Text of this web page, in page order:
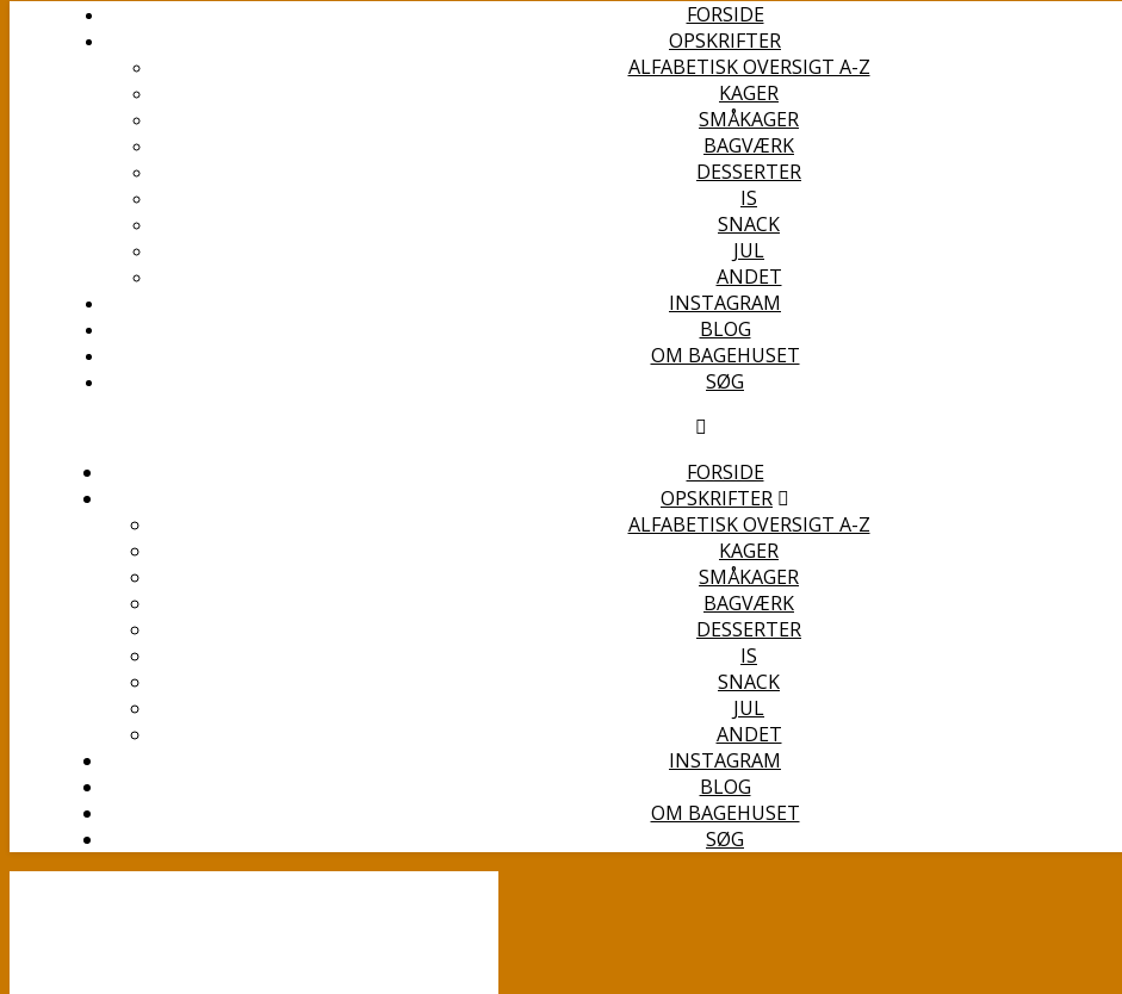
FORSIDE
OPSKRIFTER
ALFABETISK OVERSIGT A-Z
KAGER
SMÅKAGER
BAGVÆRK
DESSERTER
IS
SNACK
JUL
ANDET
INSTAGRAM
BLOG
OM BAGEHUSET
SØG
FORSIDE
OPSKRIFTER
ALFABETISK OVERSIGT A-Z
KAGER
SMÅKAGER
BAGVÆRK
DESSERTER
IS
SNACK
JUL
ANDET
INSTAGRAM
BLOG
OM BAGEHUSET
SØG